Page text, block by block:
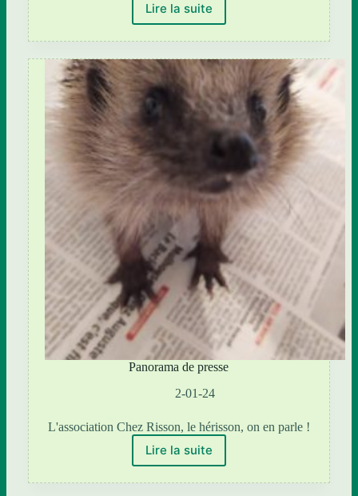
Lire la suite
Nos
besoins
:
alimentation
et
matériel
Panorama de presse
2-01-24
L'association Chez Risson, le hérisson, on en parle !
Lire la suite
Panorama
de
presse